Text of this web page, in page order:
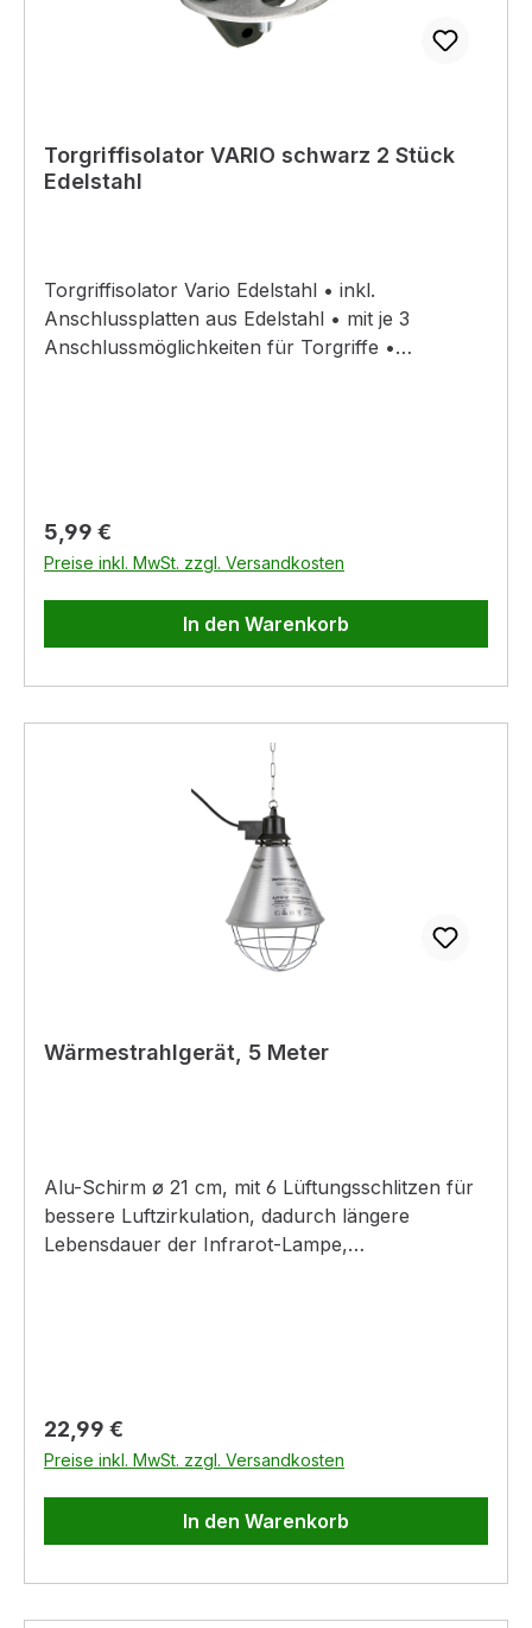
Torgriffisolator VARIO schwarz 2 Stück
Edelstahl
Torgriffisolator Vario Edelstahl • inkl.
Anschlussplatten aus Edelstahl • mit je 3
Anschlussmöglichkeiten für Torgriffe •
Regulärer Preis:
5,99 €
Preise inkl. MwSt. zzgl. Versandkosten
In den Warenkorb
Wärmestrahlgerät, 5 Meter
Alu-Schirm ø 21 cm, mit 6 Lüftungsschlitzen für
bessere Luftzirkulation, dadurch längere
Lebensdauer der Infrarot-Lampe,
Regulärer Preis:
22,99 €
Preise inkl. MwSt. zzgl. Versandkosten
In den Warenkorb